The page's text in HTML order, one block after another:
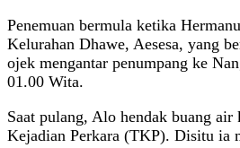
Penemuan bermula ketika
Kelurahan Dhawe, Aesesa, yang
ojek mengantar penumpang ke
01.00 Wita.
Saat pulang, Alo hendak buang
Kejadian Perkara (TKP). Disitu ia